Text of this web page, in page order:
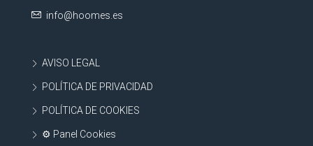
info@hoomes.es
AVISO LEGAL
POLÍTICA DE PRIVACIDAD
POLÍTICA DE COOKIES
⚙ Panel Cookies